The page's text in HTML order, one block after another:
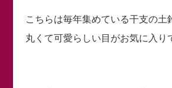
こちらは毎年集めている干支の土
丸くて可愛らしい目がお気に入り